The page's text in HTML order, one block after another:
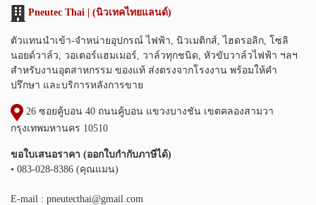
Pneutec Thai | (นิวเทคไทยแลนด์)
ตัวแทนนำเข้า-จำหน่ายอุปกรณ์ ไฟฟ้า, นิวเมติกส์, ไฮดรอลิก, โซลิ
นอยด์วาล์ว, วอเตอร์แฮมเมอร์, วาล์วทุกชนิด, หัวขับวาล์วไฟฟ้า ฯลฯ
สำหรับงานอุตสาหกรรม ของแท้ ส่งตรงจากโรงงาน พร้อมให้คำ
ปรึกษา และบริการหลังการขาย
26 ซอยคู้บอน 40 ถนนคู้บอน แขวงบางชัน เขตคลองสามวา
กรุงเทพมหานคร 10510
ขอใบเสนอราคา (ออกใบกำกับภาษีได้)
• 083-028-8386 (คุณแมน)
E-mail : pneutecthai@gmail.com